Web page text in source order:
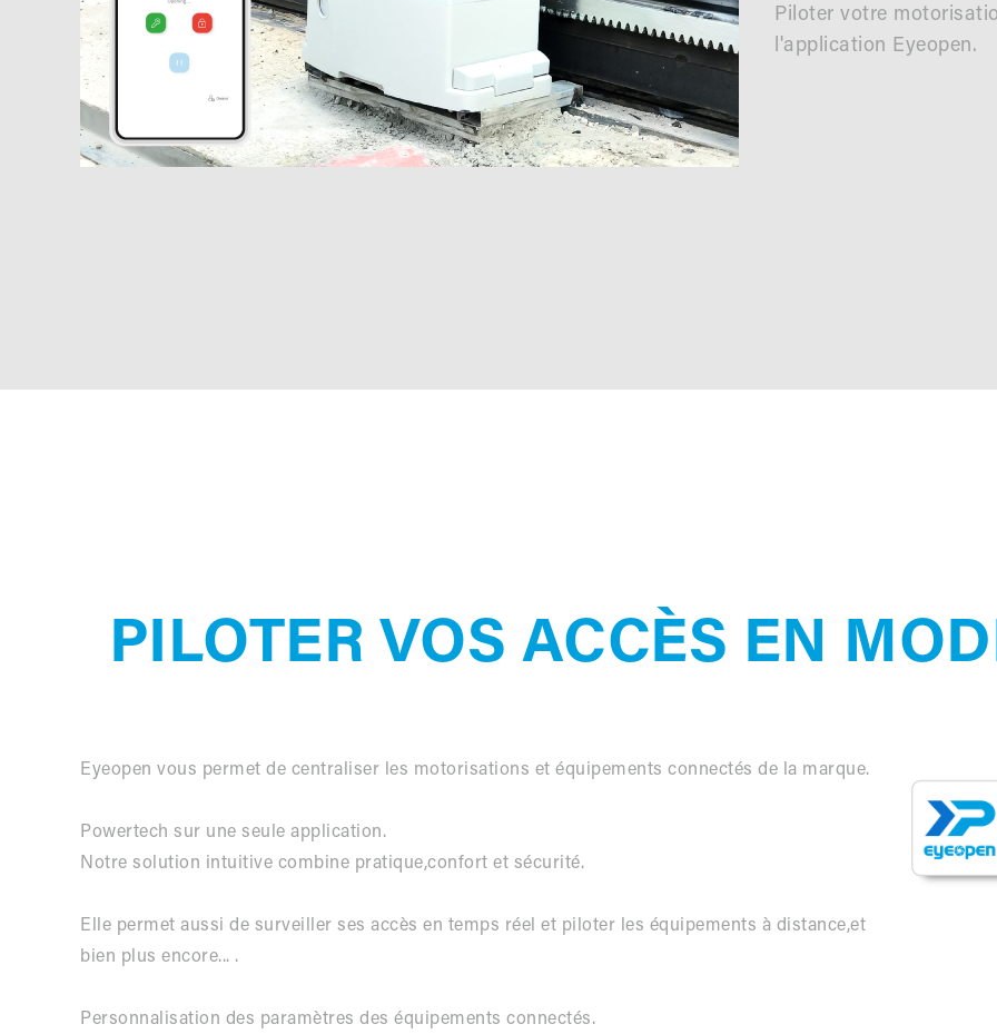
Piloter votre
l'application Eyeopen.
PILOTER VOS ACCÈS EN
Eyeopen vous permet de centraliser les motorisations et équipements connectés de la marque.
Powertech sur une seule application.
Notre solution intuitive combine pratique,confort et sécurité.
Elle permet aussi de surveiller ses accès en temps réel et piloter les équipements à distance,et
bien plus encore... .
Personnalisation des paramètres des équipements connectés.